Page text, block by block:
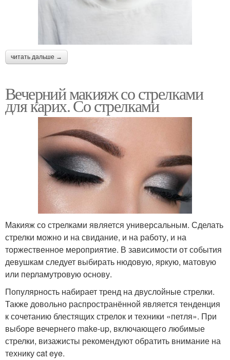
читать дальше →
Вечерний макияж со стрелками
для карих. Со стрелками
Макияж со стрелками является универсальным. Сделать
стрелки можно и на свидание, и на работу, и на
торжественное мероприятие. В зависимости от события
девушкам следует выбирать нюдовую, яркую, матовую
или перламутровую основу.
Популярность набирает тренд на двуслойные стрелки.
Также довольно распространённой является тенденция
к сочетанию блестящих стрелок и техники «петля». При
выборе вечернего make-up, включающего любимые
стрелки, визажисты рекомендуют обратить внимание на
технику cat eye.